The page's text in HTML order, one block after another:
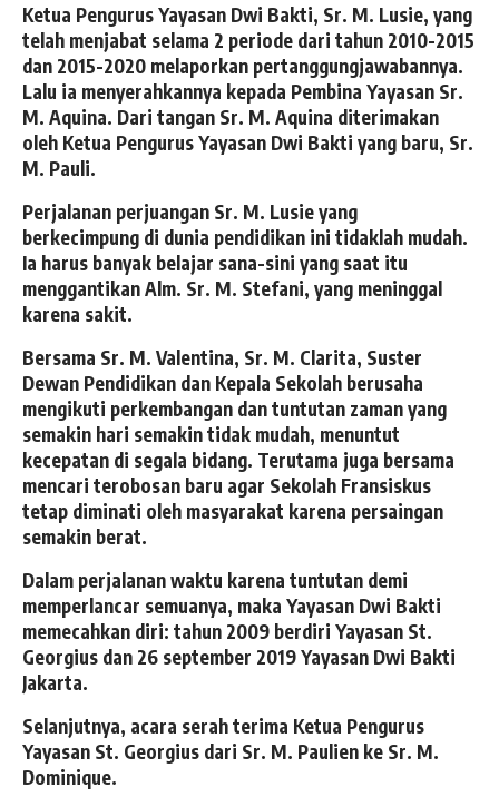
Ketua Pengurus Yayasan Dwi Bakti, Sr. M. Lusie, yang
telah menjabat selama 2 periode dari tahun 2010-2015
dan 2015-2020 melaporkan pertanggungjawabannya.
Lalu ia menyerahkannya kepada Pembina Yayasan Sr.
M. Aquina. Dari tangan Sr. M. Aquina diterimakan
oleh Ketua Pengurus Yayasan Dwi Bakti yang baru, Sr.
M. Pauli.
Perjalanan perjuangan Sr. M. Lusie yang
berkecimpung di dunia pendidikan ini tidaklah mudah.
Ia harus banyak belajar sana-sini yang saat itu
menggantikan Alm. Sr. M. Stefani, yang meninggal
karena sakit.
Bersama Sr. M. Valentina, Sr. M. Clarita, Suster
Dewan Pendidikan dan Kepala Sekolah berusaha
mengikuti perkembangan dan tuntutan zaman yang
semakin hari semakin tidak mudah, menuntut
kecepatan di segala bidang. Terutama juga bersama
mencari terobosan baru agar Sekolah Fransiskus
tetap diminati oleh masyarakat karena persaingan
semakin berat.
Dalam perjalanan waktu karena tuntutan demi
memperlancar semuanya, maka Yayasan Dwi Bakti
memecahkan diri: tahun 2009 berdiri Yayasan St.
Georgius dan 26 september 2019 Yayasan Dwi Bakti
Jakarta.
Selanjutnya, acara serah terima Ketua Pengurus
Yayasan St. Georgius dari Sr. M. Paulien ke Sr. M.
Dominique.